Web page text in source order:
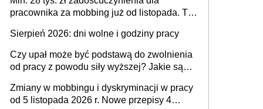
pracownika za mobbing już od listopada. To
zespołu
Sierpień 2026: dni wolne i godziny pracy
Czy upał może być podstawą do zwolnienia
od pracy z powodu siły wyższej? Jakie są
Zmiany w mobbingu i dyskryminacji w pracy
od 5 listopada 2026 r. Nowe przepisy 4